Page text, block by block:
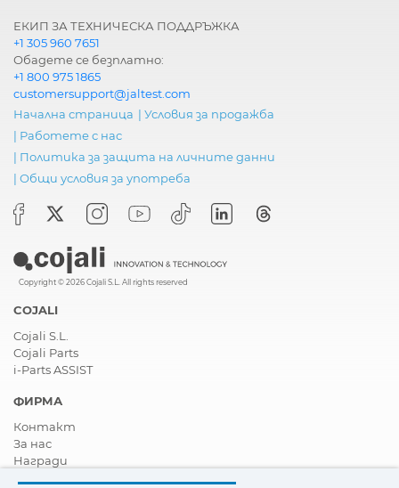
ЕКИП ЗА ТЕХНИЧЕСКА ПОДДРЪЖКА
+1 305 960 7651
Обадете се безплатно:
+1 800 975 1865
customersupport@jaltest.com
Начална страница | Условия за продажба
| Работете с нас
| Политика за защита на личните данни
| Общи условия за употреба
Copyright © 2026 Cojali S.L. All rights reserved
COJALI
Cojali S.L.
Cojali Parts
i-Parts ASSIST
ФИРМА
Контакт
За нас
Награди